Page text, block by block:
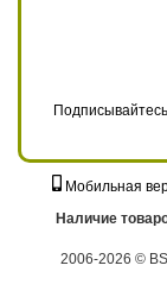
Мобильная
Наличие
2006-2026 ©